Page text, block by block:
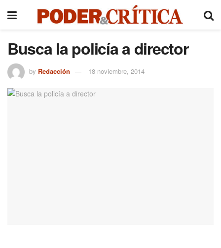
Busca la policía a director
by Redacción 18 noviembre, 2014